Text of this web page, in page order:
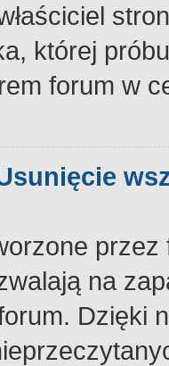
której
forum w
na
Dzięki